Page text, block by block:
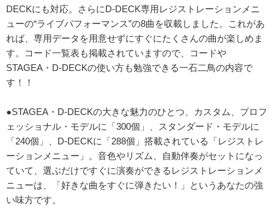
DECKにも対応。さらにD-DECK専用レジストレーションメニ
ューの“ライブパフォーマンス”の8曲を収載しました。これがあ
れば、専用データを用意せずにすぐにたくさんの曲が楽しめま
す。コード一覧表も掲載されていますので、コードや
STAGEA・D-DECKの使い方も勉強できる一石二鳥の内容で
す！！
●STAGEA・D-DECKの大きな魅力のひとつ、カスタム、プロフ
ェッショナル・モデルに「300個」、スタンダード・モデルに
「240個」、D-DECKに「288個」搭載されている「レジストレ
ーションメニュー」。音色やリズム、自動伴奏がセットになっ
ていて、選ぶだけですぐに演奏ができるレジストレーションメ
ニューは、「好きな曲をすぐに弾きたい！」というあなたの強
い味方です。